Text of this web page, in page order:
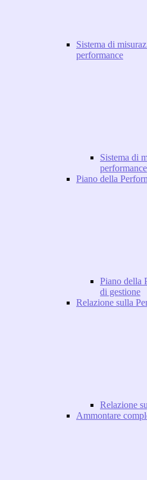
Sistema di
performance
Sistema di
performance
Piano della
Piano della
di gestione
Relazione sulla
Relazione
Ammontare